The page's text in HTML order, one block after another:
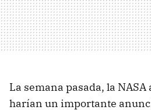
La semana pasada, la
harían un importante